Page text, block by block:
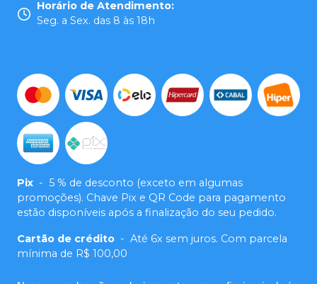
Horário de Atendimento:
Seg. a Sex. das 8 às 18h
Pix - 5 % de desconto (exceto em algumas
promoções). Chave Pix e QR Code para pagamento
estão disponíveis após a finalização do seu pedido.
Cartão de crédito - Até 6x sem juros. Com parcela
mínima de R$ 100,00